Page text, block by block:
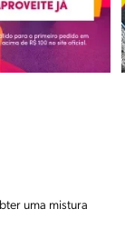
uma mistura